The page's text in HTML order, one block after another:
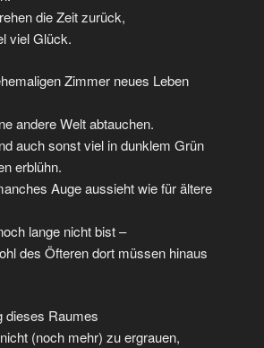
die Zeit zurück,
viel Glück.
Zimmer neues Leben
andere Welt abtauchen.
auch sonst viel in dunklem Grün
erblühn.
Auge aussieht wie für ältere
lange nicht bist –
des Öfteren dort müssen hinaus
dieses Raumes
(noch mehr) zu ergrauen,